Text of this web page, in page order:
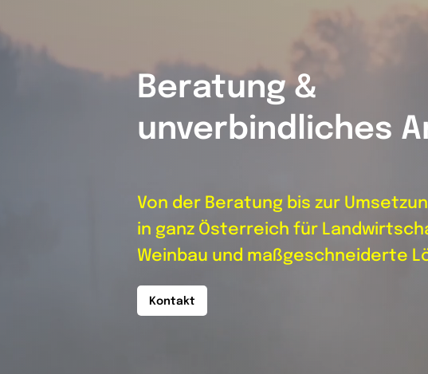
Beratung &
unverbindliches
Von der Beratung bis zur
in ganz Österreich für
Weinbau und maßgeschneiderte
Kontakt